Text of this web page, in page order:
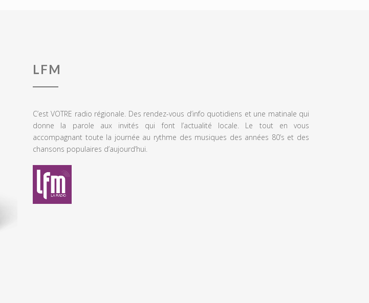
LFM
C’est VOTRE radio régionale. Des rendez-vous d’info quotidiens et une matinale qui
donne la parole aux invités qui font l’actualité locale. Le tout en vous
accompagnant toute la journée au rythme des musiques des années 80’s et des
chansons populaires d’aujourd’hui.